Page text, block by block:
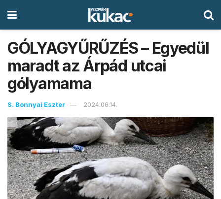
GÓLYAGYŰRŰZÉS – Egyedül
maradt az Árpád utcai
gólyamama
S. Bonnyai Eszter 2024.06.14.